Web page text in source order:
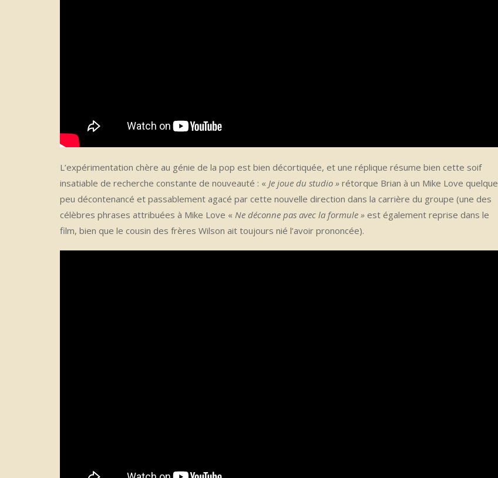
L’expérimentation chère au génie de la pop est bien décortiquée, et une réplique résume bien cette soif
insatiable de recherche constante de nouveauté : « Je joue du studio » rétorque Brian à un Mike Love quelque
peu décontenancé et passablement agacé par cette nouvelle direction dans la carrière du groupe (une des
célèbres phrases attribuées à Mike Love « Ne déconne pas avec la formule » est également reprise dans le
film, bien que le cousin des frères Wilson ait toujours nié l’avoir prononcée).